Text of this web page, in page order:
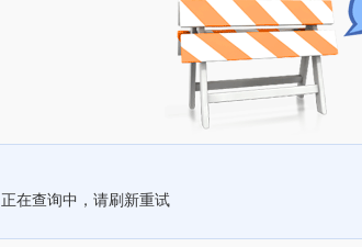
正在查询中，请刷新重试